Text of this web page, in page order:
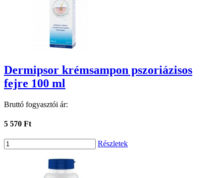
Dermipsor krémsampon pszoriázisos
fejre 100 ml
Bruttó fogyasztói ár:
5 570 Ft
Részletek